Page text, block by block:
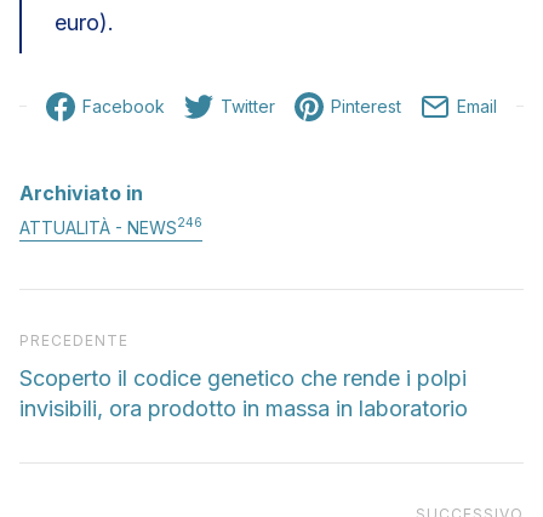
euro).
Facebook Twitter Pinterest Email
Archiviato in
ATTUALITÀ - NEWS246
Articolo precedente
PRECEDENTE
Scoperto il codice genetico che rende i polpi
invisibili, ora prodotto in massa in laboratorio